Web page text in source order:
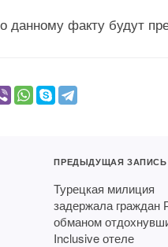
данному факту будут
ПРЕДЫДУЩАЯ ЗАПИСЬ
Турецкая милиция
задержала граждан
обманом
Inclusive отеле